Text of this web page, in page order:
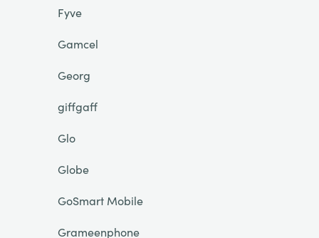
Fyve
Gamcel
Georg
giffgaff
Glo
Globe
GoSmart Mobile
Grameenphone